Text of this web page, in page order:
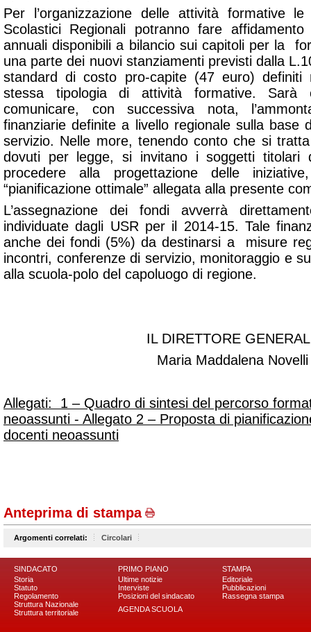
Per l’organizzazione delle attività formative
Scolastici Regionali potranno fare
annuali disponibili a bilancio sui capitoli per la
una parte dei nuovi stanziamenti previsti dalla
standard di costo pro-capite (47 euro)
stessa tipologia di attività formative.
comunicare, con successiva nota,
finanziarie definite a livello regionale sulla base
servizio. Nelle more, tenendo conto che si
dovuti per legge, si invitano i soggetti titolari
procedere alla progettazione delle
“pianificazione ottimale” allegata alla presente
L’assegnazione dei fondi avverrà
individuate dagli USR per il 2014-15. Tale
anche dei fondi (5%) da destinarsi a misure
incontri, conferenze di servizio, monitoraggio e
alla scuola-polo del capoluogo di regione.
IL DIRETTORE
Maria Maddalena Novelli
Allegati: 1 – Quadro di sintesi del percorso
neoassunti - Allegato 2 – Proposta di
docenti neoassunti
Anteprima di stampa
Argomenti correlati: Circolari
SINDACATO
Storia
Statuto
Regolamento
Struttura Nazionale
Struttura territoriale
PRIMO PIANO
Ultime notizie
Interviste
Posizioni del sindacato
AGENDA SCUOLA
STAMPA
Editoriale
Pubblicazioni
Rassegna stampa